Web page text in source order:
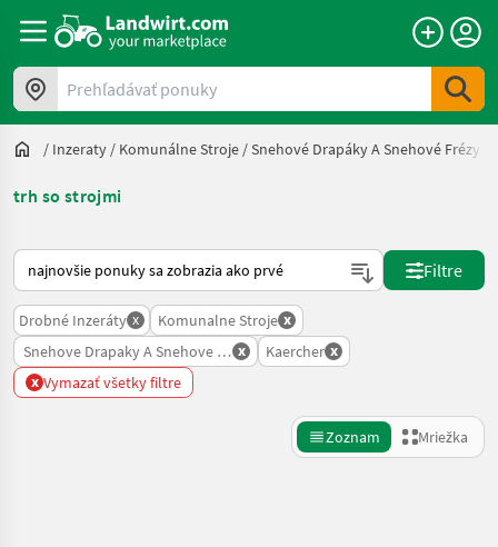
Prehľadávať ponuky
/ Inzeraty / Komunálne Stroje /Snehové Drapáky A Snehové Frézy
trh so strojmi
Takto sa vykonáva triedenie na Landwirt.com
Filtre
Drobné Inzeráty x Komunalne Stroje x
Snehove Drapaky A Snehove Frezy
x Kaercher x
x Vymazať všetky filtre
Zoznam Mriežka